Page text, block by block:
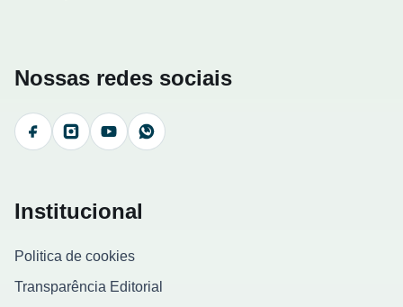
Nossas redes sociais
FacebookInstagramYouTubeWhatsApp
Institucional
Politica de cookies
Transparência Editorial